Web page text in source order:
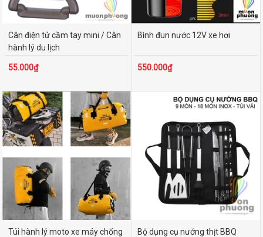
Cân điện tử cầm tay mini / Cân
hành lý du lịch
55.000₫
Bình đun nước 12V xe hơi
550.000₫
Túi hành lý moto xe máy chống
Bộ dụng cụ nướng thịt BBQ